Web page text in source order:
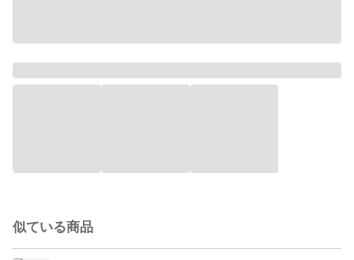
似ている商品